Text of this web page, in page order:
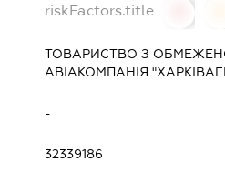
riskFactors.title
ТОВАРИСТВО З
АВІАКОМПАНІЯ
-
32339186